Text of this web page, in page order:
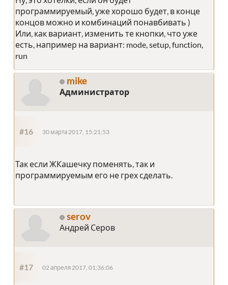
программируемый, уже хорошо будет, в конце
концов можно и комбинаций понавбивать )
Или, как вариант, изменить те кнопки, что уже
есть, например на вариант: mode, setup, function,
run
mike
Администратор
#16 30 марта 2017, 15:21:53
Так если ЖКашечку поменять, так и
программируемым его не грех сделать.
serov
Андрей Серов
#17 02 апреля 2017, 01:36:06